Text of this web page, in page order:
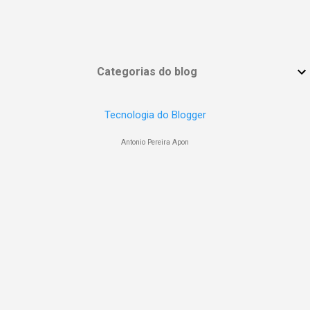
Categorias do blog
Tecnologia do Blogger
Antonio Pereira Apon